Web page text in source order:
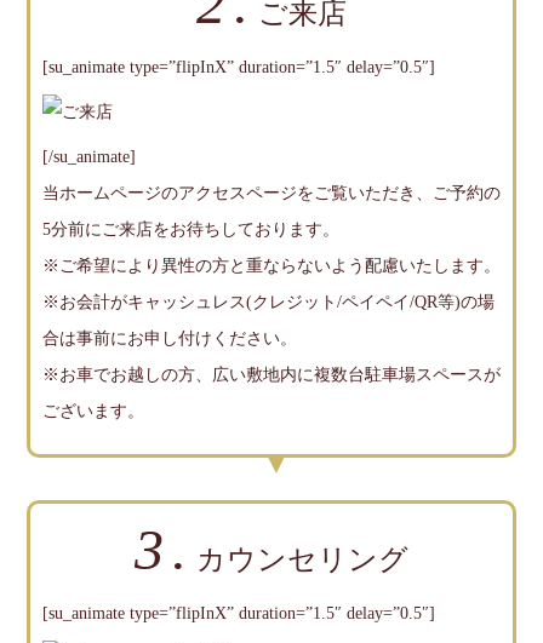
ご来店
[su_animate type=”flipInX” duration=”1.5″ delay=”0.5″]
[/su_animate]
当ホームページのアクセスページをご覧いただき、ご予約の
5分前にご来店をお待ちしております。
※ご希望により異性の方と重ならないよう配慮いたします。
※お会計がキャッシュレス(クレジット/ペイペイ/QR等)の場
合は事前にお申し付けください。
※お車でお越しの方、広い敷地内に複数台駐車場スペースが
ございます。
3. カウンセリング
[su_animate type=”flipInX” duration=”1.5″ delay=”0.5″]